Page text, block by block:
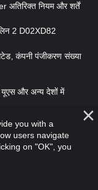
अतिरिक्त नियम और शर्तें
2 D02XD82
कंपनी पंजीकरण संख्या
और अन्य देशों में
सुरक्षित।
you with a
users navigate
on "OK", you